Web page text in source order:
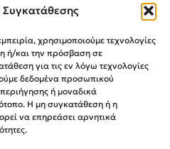
Συγκατάθεσης
χρησιμοποιούμε τεχνολογίες
ή/και την πρόσβαση σε
για τις εν λόγω τεχνολογίες
δεδομένα προσωπικού
ή μοναδικά
Η μη συγκατάθεση ή η
να επηρεάσει αρνητικά
Τρόποι Πληρωμής
Επιστροφές
Ωράριο
Δευ-Παρ 09:00-21:00
Σάββατο 09:00-15:00